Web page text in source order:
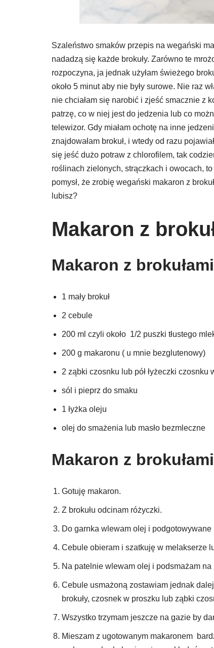
Szaleństwo smaków przepis na wegański
nadadzą się każde brokuły. Zarówno te
rozpoczyna, ja jednak użyłam świeżego
około 5 minut aby nie były surowe. Nie raz
nie chciałam się narobić i zjeść smacznie z
patrzę, co w niej jest do jedzenia lub co
telewizor. Gdy miałam ochotę na inne
znajdowałam brokuł, i wtedy od razu
się jeść dużo potraw z chlorofilem, tak
roślinach zielonych, strączkach i owocach,
pomysł, że zrobię wegański makaron z
lubisz?
Makaron z
Makaron z
1 mały brokuł
2 cebule
200 ml czyli około 1/2 puszki tłustego
200 g makaronu ( u mnie bezglutenowy)
2 ząbki czosnku lub pół łyżeczki czosnku
sól i pieprz do smaku
1 łyżka oleju
olej do smażenia lub masło bezmleczne
Makaron z
Gotuję makaron.
Z brokułu odcinam różyczki.
Do garnka wlewam olej i podgotowywane
Cebule obieram i szatkuję w melakserze
Na patelnie wlewam olej i podsmażam na
Cebule usmażoną zostawiam jednak
brokuły, czosnek w proszku lub ząbki
Wszystko trzymam jeszcze na gazie by
Mieszam z ugotowanym makaronem